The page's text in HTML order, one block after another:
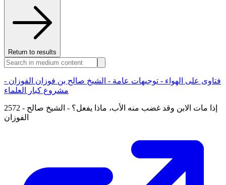
Return to results
فتاوى على الهواء - توجيهات عامة - الشيخ صالح بن فوزان الفوزان -
مشروع كبار العلماء
2572 - إذا مات الابن وقد غضب منه الأب، ماذا يفعل؟ - الشيخ صالح
الفوزان